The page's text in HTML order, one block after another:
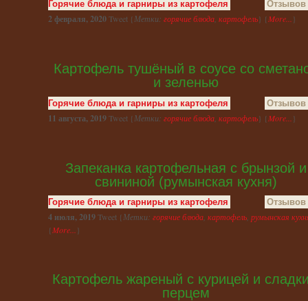
Горячие блюда и гарниры из картофеля Отзывов
2 февраля, 2020Tweet {Метки: горячие блюда, картофель} {More...}
Картофель тушёный в соусе со
и зеленью
Горячие блюда и гарниры из картофеля Отзывов
11 августа, 2019Tweet {Метки: горячие блюда картофель} {More... }
Запеканка картофельная с брынзой и
свининой (румынская кухня)
Горячие блюда и гарниры из картофеля Отзывов
4 июля, 2019Tweet {Метки: горячие блюда картофель румынская
{More... }
Картофель жареный с курицей и
перцем